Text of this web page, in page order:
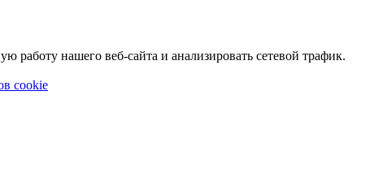
нашего веб-сайта и анализировать сетевой трафик.
cookie